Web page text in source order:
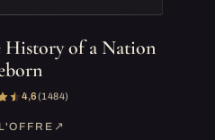
History of a Nation
4,6(1 484)